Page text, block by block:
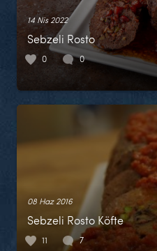
14 Nis 2022
Sebzeli Rosto
0 0
08 Haz 2016
Sebzeli Rosto Köfte
11 7